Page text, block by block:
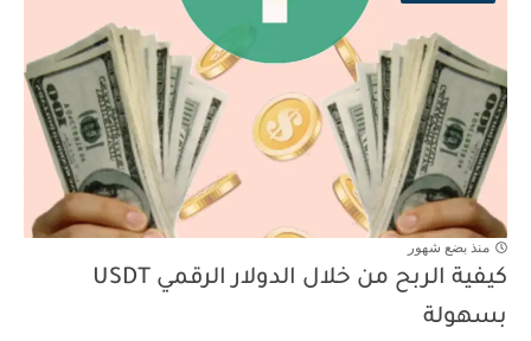
منذ بضع شهور
كيفية الربح من خلال الدولار الرقمي USDT
بسهولة